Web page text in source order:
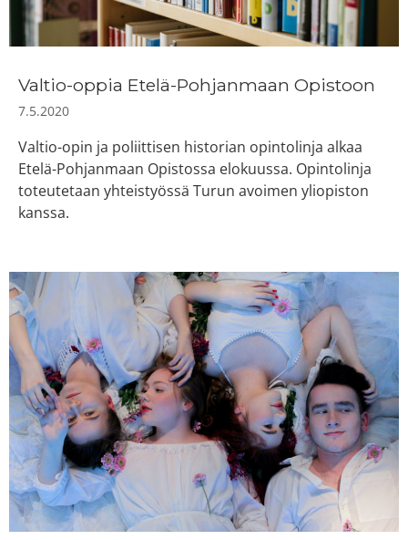
Valtio-oppia Etelä-Pohjanmaan Opistoon
7.5.2020
Valtio-opin ja poliittisen historian opintolinja alkaa
Etelä-Pohjanmaan Opistossa elokuussa. Opintolinja
toteutetaan yhteistyössä Turun avoimen yliopiston
kanssa.